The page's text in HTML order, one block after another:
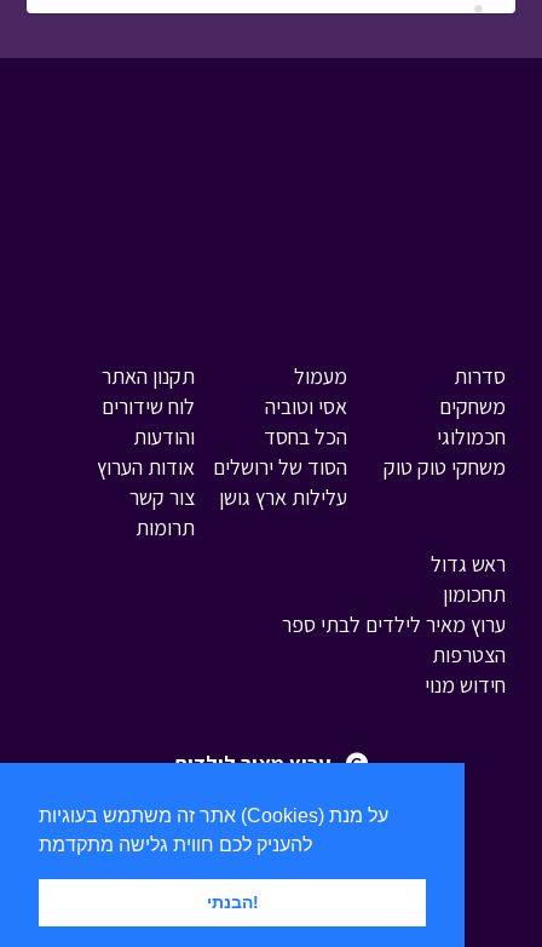
אתר זה משתמש בעוגיות (Cookies) על מנת
הבנתי!
סדרות
משחקים
חכמולוגי
משחקי טוק טוק
מעמול
אסי וטוביה
הכל בחסד
הסוד של ירושלים
עלילות ארץ גושן
ראש גדול
תחכומון
ערוץ מאיר לילדים לבתי ספר
הצטרפות
חידוש מנוי
תקנון האתר
לוח שידורים
והודעות
אודות הערוץ
צור קשר
תרומות
ערוץ מאיר לילדים